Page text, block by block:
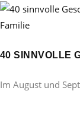
Familie
40 SINNVOLLE
Im August und